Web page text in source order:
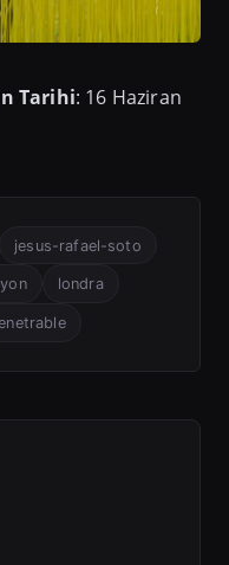
Tarihi: 16 Haziran
jesus-rafael-soto
londra